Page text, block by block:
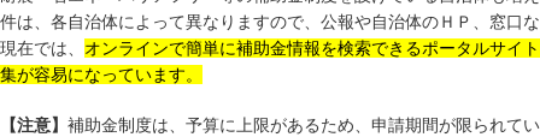
件は、各自治体によって異なりますので、公報や自治体のＨＰ、窓口
現在では、 オンラインで簡単に補助金情報を検索できるポータルサイ
集が容易になっています。
【注意】 補助金制度は、予算に上限があるため、申請期間が限られて